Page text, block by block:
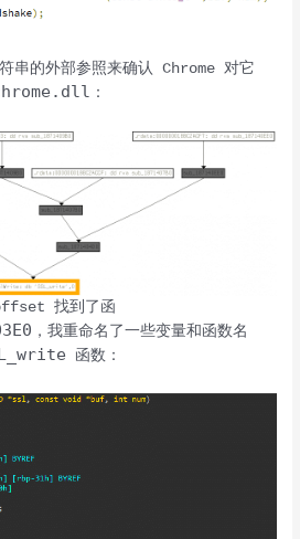
串的外部参照来确认 Chrome 对它
：
找到了函
，我重命名了一些变量和函数名
函数：